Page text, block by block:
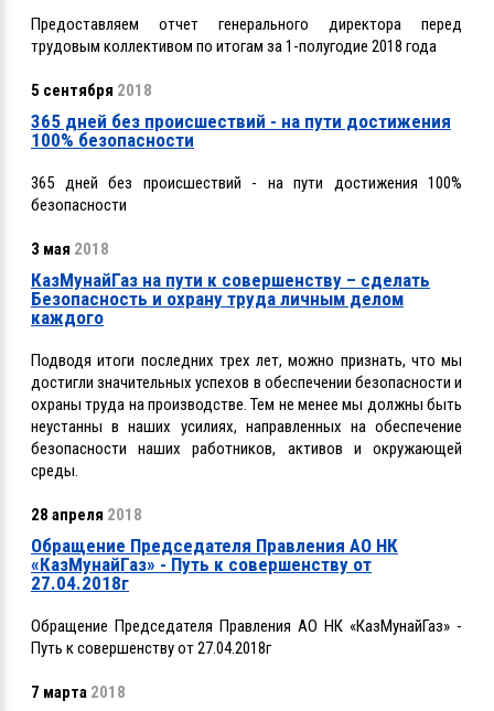
Предоставляем отчет генерального директора перед
трудовым коллективом по итогам за 1-полугодие 2018 года
5 сентября 2018
365 дней без происшествий - на пути достижения
100% безопасности
365 дней без происшествий - на пути достижения 100%
безопасности
3 мая 2018
КазМунайГаз на пути к совершенству – сделать
Безопасность и охрану труда личным делом
каждого
Подводя итоги последних трех лет, можно признать, что мы
достигли значительных успехов в обеспечении безопасности и
охраны труда на производстве. Тем не менее мы должны быть
неустанны в наших усилиях, направленных на обеспечение
безопасности наших работников, активов и окружающей
среды.
28 апреля 2018
Обращение Председателя Правления АО НК
«КазМунайГаз» - Путь к совершенству от
27.04.2018г
Обращение Председателя Правления АО НК «КазМунайГаз» -
Путь к совершенству от 27.04.2018г
7 марта 2018